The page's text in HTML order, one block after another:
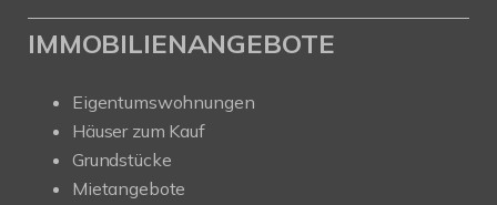
IMMOBILIENANGEBOTE
Eigentumswohnungen
Häuser zum Kauf
Grundstücke
Mietangebote